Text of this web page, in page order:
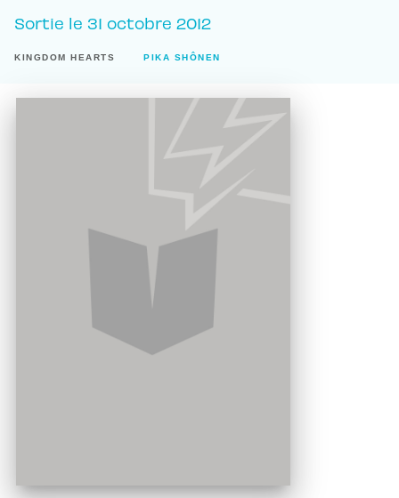
Sortie le 31 octobre 2012
KINGDOM HEARTS PIKA SHÔNEN